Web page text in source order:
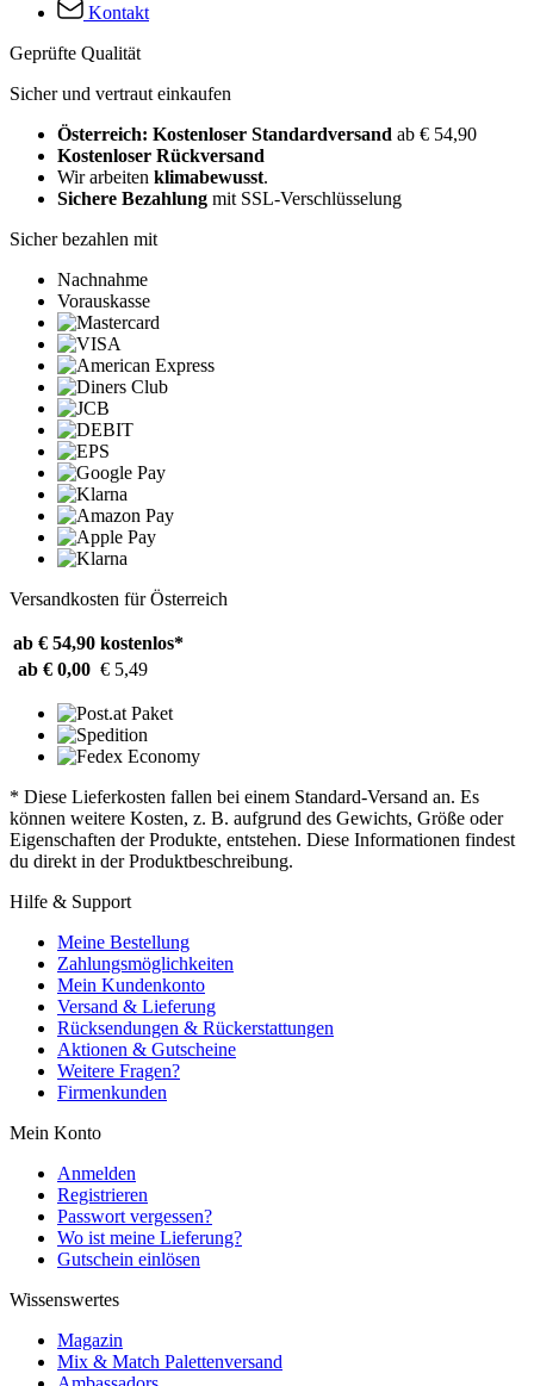
Kontakt
Geprüfte Qualität
Sicher und vertraut einkaufen
Österreich: Kostenloser Standardversand ab € 54,90
Kostenloser Rückversand
Wir arbeiten klimabewusst.
Sichere Bezahlung mit SSL-Verschlüsselung
Sicher bezahlen mit
Nachnahme
Vorauskasse
Versandkosten für Österreich
ab € 54,90 kostenlos*
ab € 0,00 € 5,49
* Diese Lieferkosten fallen bei einem Standard-Versand an. Es
können weitere Kosten, z. B. aufgrund des Gewichts, Größe oder
Eigenschaften der Produkte, entstehen. Diese Informationen findest
du direkt in der Produktbeschreibung.
Hilfe & Support
Meine Bestellung
Zahlungsmöglichkeiten
Mein Kundenkonto
Versand & Lieferung
Rücksendungen & Rückerstattungen
Aktionen & Gutscheine
Weitere Fragen?
Firmenkunden
Mein Konto
Anmelden
Registrieren
Passwort vergessen?
Wo ist meine Lieferung?
Gutschein einlösen
Wissenswertes
Magazin
Mix & Match Palettenversand